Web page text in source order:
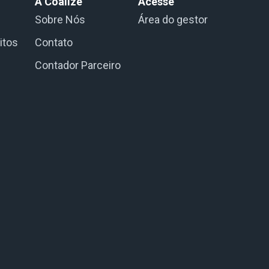
Sobre Nós
Contato
Contador Parceiro
Área do gestor